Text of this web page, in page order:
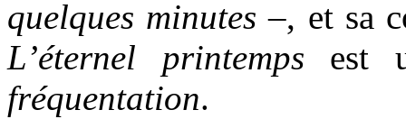
quelques minutes–, et sa
L’éternel printemps est
fréquentation.